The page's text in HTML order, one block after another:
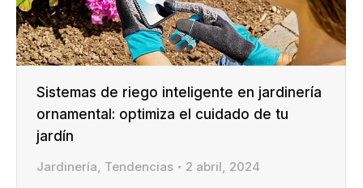
Sistemas de riego inteligente en jardinería
ornamental: optimiza el cuidado de tu
jardín
Jardinería, Tendencias
2 abril, 2024